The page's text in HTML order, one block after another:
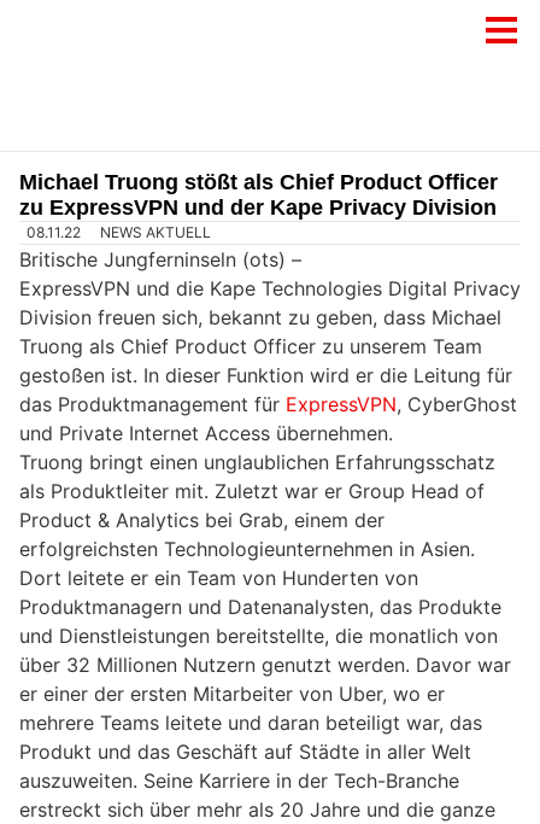
Michael Truong stößt als Chief Product Officer
zu ExpressVPN und der Kape Privacy Division
08.11.22 NEWS AKTUELL
Britische Jungferninseln (ots) –
ExpressVPN und die Kape Technologies Digital Privacy
Division freuen sich, bekannt zu geben, dass Michael
Truong als Chief Product Officer zu unserem Team
gestoßen ist. In dieser Funktion wird er die Leitung für
das Produktmanagement für ExpressVPN, CyberGhost
und Private Internet Access übernehmen.
Truong bringt einen unglaublichen Erfahrungsschatz
als Produktleiter mit. Zuletzt war er Group Head of
Product & Analytics bei Grab, einem der
erfolgreichsten Technologieunternehmen in Asien.
Dort leitete er ein Team von Hunderten von
Produktmanagern und Datenanalysten, das Produkte
und Dienstleistungen bereitstellte, die monatlich von
über 32 Millionen Nutzern genutzt werden. Davor war
er einer der ersten Mitarbeiter von Uber, wo er
mehrere Teams leitete und daran beteiligt war, das
Produkt und das Geschäft auf Städte in aller Welt
auszuweiten. Seine Karriere in der Tech-Branche
erstreckt sich über mehr als 20 Jahre und die ganze